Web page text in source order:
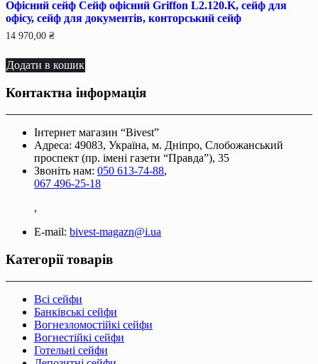
Офісний сейф Сейф офiсний Griffon L2.120.K, сейф для
офiсу, сейф для документiв, конторський сейф
14 970,00 ₴
Додати в кошик
Контактна інформація
Інтернет магазин “Bivest”
Адреса: 49083, Україна, м. Дніпро, Слобожанський
проспект (пр. імені газети “Правда”), 35
Звоніть нам: 050 613-74-88,
067 496-25-18
,
E-mail: bivest-magazn@i.ua
Категорії товарів
Всі сейфи
Банківські сейфи
Вогнезломостійкі сейфи
Вогнестійкі сейфи
Готельні сейфи